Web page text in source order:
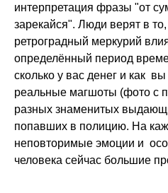
интерпретация фразы "от
зарекайся". Люди верят в
ретроградный меркурий
определённый период
сколько у вас денег и как
реальные магшоты (фото с
разных знаменитых
попавших в полицию. На
неповторимые эмоции и
человека сейчас большие